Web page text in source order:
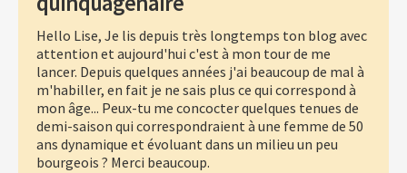
Hello Lise, Je lis depuis très longtemps ton blog avec
attention et aujourd'hui c'est à mon tour de me
lancer. Depuis quelques années j'ai beaucoup de mal à
m'habiller, en fait je ne sais plus ce qui correspond à
mon âge... Peux-tu me concocter quelques tenues de
demi-saison qui correspondraient à une femme de 50
ans dynamique et évoluant dans un milieu un peu
bourgeois ? Merci beaucoup.